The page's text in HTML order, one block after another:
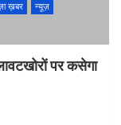
ख़बर
न्यूज़
पर कसेगा